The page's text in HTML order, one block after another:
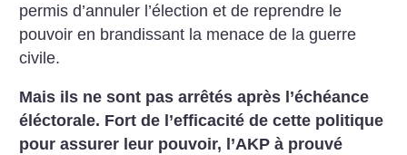
permis d’annuler l’élection et de reprendre le
pouvoir en brandissant la menace de la guerre
civile.
Mais ils ne sont pas arrêtés après l’échéance
éléctorale. Fort de l’efficacité de cette politique
pour assurer leur pouvoir, l’AKP à prouvé